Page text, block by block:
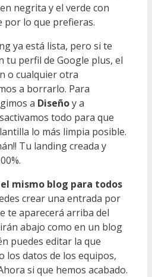
negrita y el verde con
por lo que prefieras.
ya está lista, pero si te
tu perfil de Google plus, el
o cualquier otra
a borrarlo. Para
a Diseñoy a
todo para que
lo más limpia posible.
Tu landing creada y
mismo blog para todos
crear una entrada por
te aparecerá arriba del
abajo como en un blog
puedes editar la que
los datos de los equipos,
si que hemos acabado.